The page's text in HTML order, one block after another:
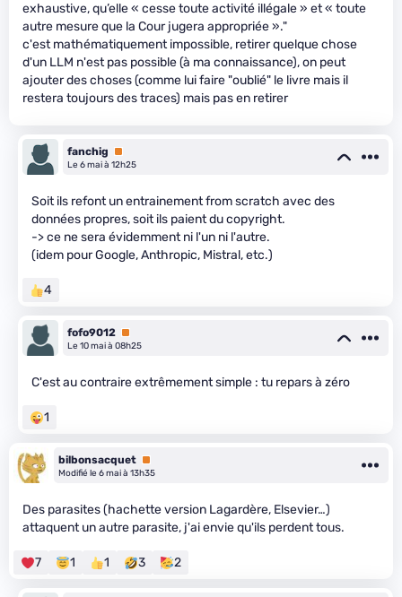
exhaustive, qu’elle « cesse toute activité illégale » et « toute
autre mesure que la Cour jugera appropriée »."
c'est mathématiquement impossible, retirer quelque chose
d'un LLM n'est pas possible (à ma connaissance), on peut
ajouter des choses (comme lui faire "oublié" le livre mais il
restera toujours des traces) mais pas en retirer
fanchig
Premium
Le 6 mai à 12h25
Soit ils refont un entrainement from scratch avec des
données propres, soit ils paient du copyright.
-> ce ne sera évidemment ni l'un ni l'autre.
(idem pour Google, Anthropic, Mistral, etc.)
4
fofo9012 Premium
Le 10 mai à 08h25
C'est au contraire extrêmement simple : tu repars à zéro
1
bilbonsacquet Premium
Modifié le 6 mai à 13h35
Des parasites (hachette version Lagardère, Elsevier…)
attaquent un autre parasite, j'ai envie qu'ils perdent tous.
7 1 1 3 2